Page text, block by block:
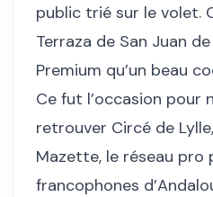
public trié sur le volet.
Terraza de San Juan
Premium qu’un beau
Ce fut l’occasion pour
retrouver Circé de
Mazette, le réseau pro
francophones